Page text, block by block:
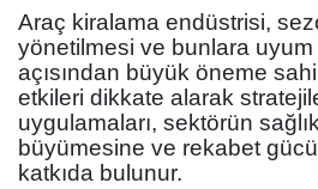
Araç kiralama endüstrisi,
yönetilmesi ve bunlara uyum
açısından büyük öneme
etkileri dikkate alarak
uygulamaları, sektörün
büyümesine ve rekabet
katkıda bulunur.